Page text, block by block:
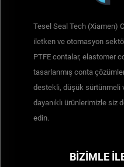
Tesel Seal Tech (Xiamen)
iletken ve otomasyon
PTFE contalar, elastomer
tasarlanmış conta
destekli, düşük sürtünmeli
dayanıklı ürünlerimizle siz
edin.
BIZIMLE